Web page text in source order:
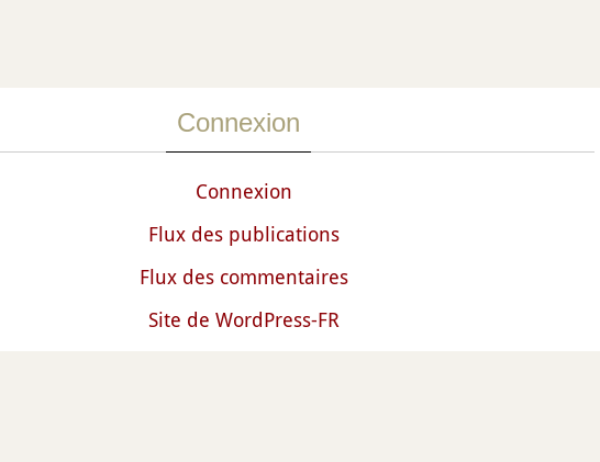
Connexion
Connexion
Flux des publications
Flux des commentaires
Site de WordPress-FR